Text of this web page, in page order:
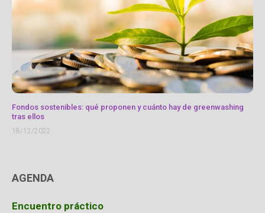
Fondos sostenibles: qué proponen y cuánto hay de greenwashing
tras ellos
18/12/2022
AGENDA
Encuentro práctico